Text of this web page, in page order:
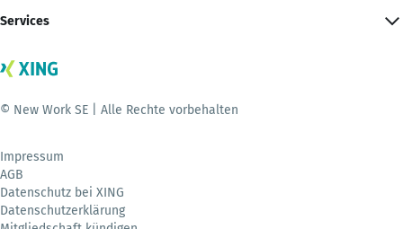
Services
© New Work SE | Alle Rechte vorbehalten
Impressum
AGB
Datenschutz bei XING
Datenschutzerklärung